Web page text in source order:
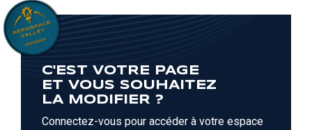
C'EST VOTRE PAGE
ET VOUS SOUHAITEZ
LA MODIFIER ?
Connectez-vous pour accéder à votre espace